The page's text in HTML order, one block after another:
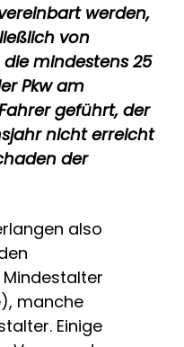
werden,
von
mindestens 25
Pkw am
geführt, der
nicht erreicht
der
also
manche
Einige